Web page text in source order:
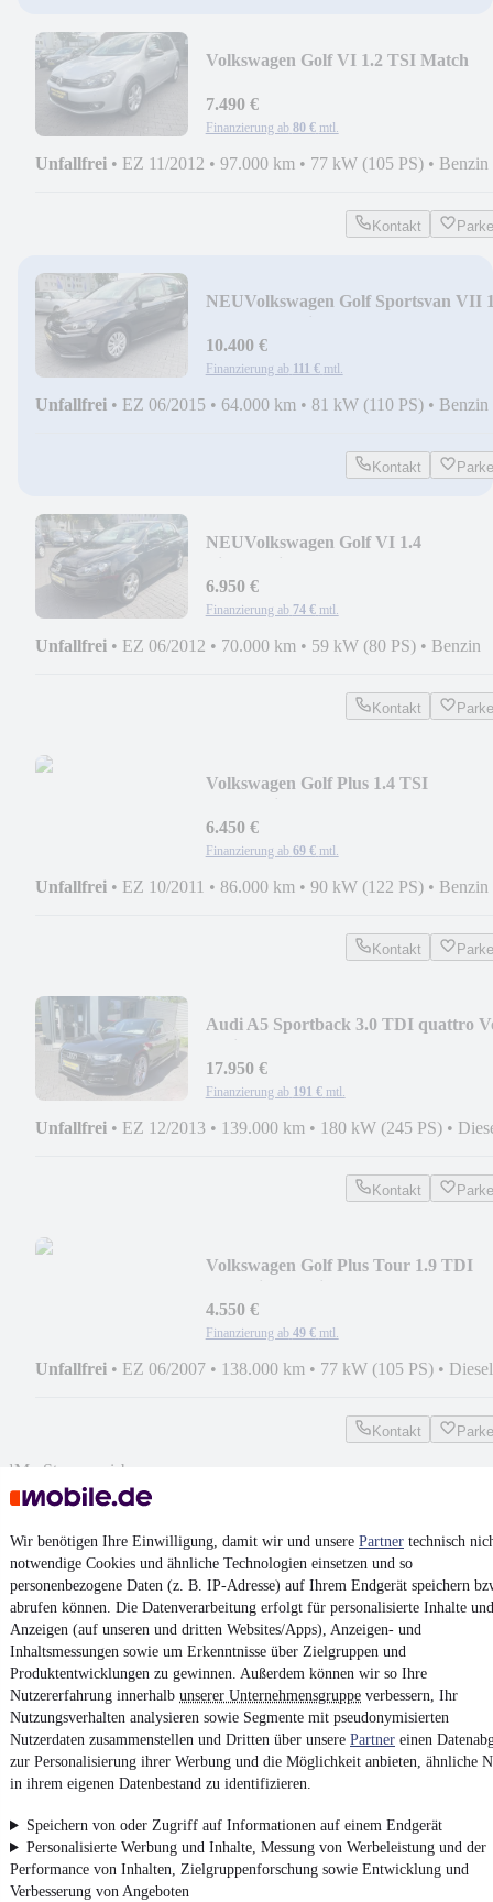
Wir benötigen Ihre Einwilligung, damit wir und unsere Partner technisch
notwendige Cookies und ähnliche Technologien einsetzen und so
personenbezogene Daten (z. B. IP-Adresse) auf Ihrem Endgerät speichern
abrufen können. Die Datenverarbeitung erfolgt für personalisierte Inhalte und
Anzeigen (auf unseren und dritten Websites/Apps), Anzeigen- und
Inhaltsmessungen sowie um Erkenntnisse über Zielgruppen und
Produktentwicklungen zu gewinnen. Außerdem können wir so Ihre
Nutzererfahrung innerhalb unserer Unternehmensgruppe verbessern, Ihr
Nutzungsverhalten analysieren sowie Segmente mit pseudonymisierten
Nutzerdaten zusammenstellen und Dritten über unsere Partner einen
zur Personalisierung ihrer Werbung und die Möglichkeit anbieten, ähnliche
in ihrem eigenen Datenbestand zu identifizieren.
Speichern von oder Zugriff auf Informationen auf einem Endgerät
Personalisierte Werbung und Inhalte, Messung von Werbeleistung und der
Performance von Inhalten, Zielgruppenforschung sowie Entwicklung und
Verbesserung von Angeboten
Volkswagen Golf VI 1.2 TSI Match
7.490 €
Finanzierung ab 80 € mtl.
Unfallfrei • EZ 11/2012 • 97.000 km • 77 kW (105 PS) • Benzin
Kontakt
NEUVolkswagen Golf Sportsvan VII
10.400 €
Finanzierung ab 111 € mtl.
Unfallfrei • EZ 06/2015 • 64.000 km • 81 kW (110 PS) • Benzin
Kontakt
NEUVolkswagen Golf VI 1.4
6.950 €
Finanzierung ab 74 € mtl.
Unfallfrei • EZ 06/2012 • 70.000 km • 59 kW (80 PS) • Benzin
Kontakt
Volkswagen Golf Plus 1.4 TSI
6.450 €
Finanzierung ab 69 € mtl.
Unfallfrei • EZ 10/2011 • 86.000 km • 90 kW (122 PS) • Benzin
Kontakt
Audi A5 Sportback 3.0 TDI quattro
17.950 €
Finanzierung ab 191 € mtl.
Unfallfrei • EZ 12/2013 • 139.000 km • 180 kW (245 PS) •
Kontakt
Volkswagen Golf Plus Tour 1.9 TDI
4.550 €
Finanzierung ab 49 € mtl.
Unfallfrei • EZ 06/2007 • 138.000 km • 77 kW (105 PS) • Diesel
Kontakt
¹MwSt. ausweisbar
4.6 Sterne
Nutze mobile.de schnell und einfach
App installieren
Impressum
AGB
Vertrag widerrufen
Datenschutzeinstellungen
Erklärung zur Barrierefreiheit
Report Security Vulnerability (English)